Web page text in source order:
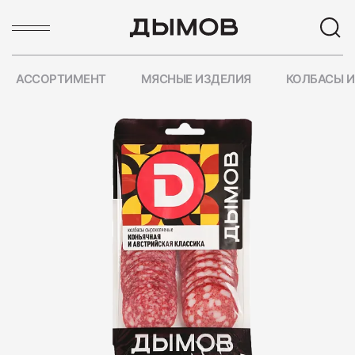
Вареные колбасы
АССОРТИМЕНТ МЯСНЫЕ ИЗДЕЛИЯ КОЛБАСЫ